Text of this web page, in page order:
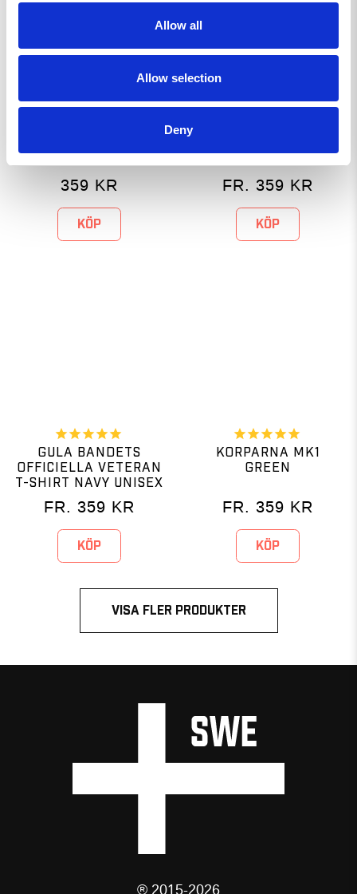
Allow all
Allow selection
Deny
359 KR
KÖP
FR. 359 KR
KÖP
GULA BANDETS
OFFICIELLA VETERAN
T-SHIRT NAVY UNISEX
FR. 359 KR
KÖP
KORPARNA MK1
GREEN
FR. 359 KR
KÖP
VISA FLER PRODUKTER
® 2015-2026